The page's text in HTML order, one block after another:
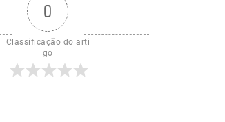
0
Classificação do arti
go